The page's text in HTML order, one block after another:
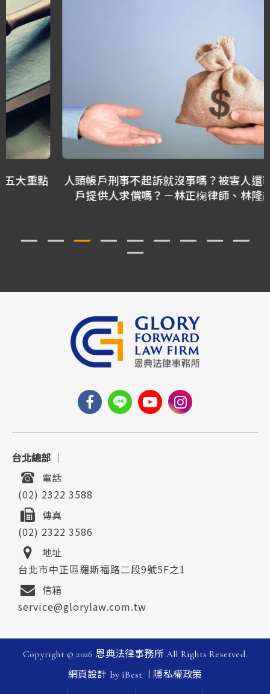
人頭帳戶刑事不起訴就沒事嗎？被害人還可以向帳
戶提供人求償嗎？－林正椈律師、林隆鑫律師
台北總部 ｜
地址
台北市中正區羅斯福路二段9號5F之1
電話
(02) 2322 3588
傳真
(02) 2322 3586
信箱
service@glorylaw.com.tw
Copyright © 2026 恩典法律事務所 All Rights Reserved.
網頁設計 by iBest | 隱私權政策